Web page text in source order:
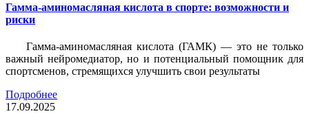
Гамма-аминомасляная кислота в спорте: возможности и
риски
Гамма-аминомасляная кислота (ГАМК) — это не только
важный нейромедиатор, но и потенциальный помощник для
спортсменов, стремящихся улучшить свои результаты
Подробнее
17.09.2025